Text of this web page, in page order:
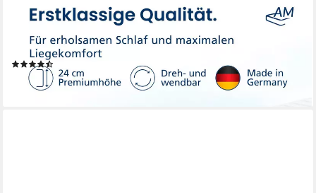
Taschenfederkernmatratze Federkernmatratze, Ergnonomische
7-Zonen Matratze, Tonnentaschenfedern, 24 cm hoch, 90x200
ab 323,99 €
lieferbar - in 4-5 Werktagen bei dir